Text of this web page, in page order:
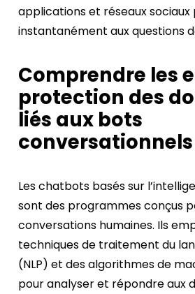
applications et réseaux
instantanément aux questions
Comprendre les
protection des
liés aux bots
conversationnels
Les chatbots basés sur
sont des programmes conçus
conversations humaines. Ils
techniques de traitement du
(NLP) et des algorithmes de
pour analyser et répondre aux